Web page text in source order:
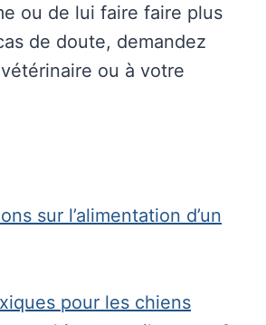
ou de lui faire faire plus
de doute, demandez
ou à votre
sur l’alimentation d’un
pour les chiens